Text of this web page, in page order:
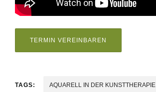
TERMIN VEREINBAREN
TAGS: AQUARELL IN DER KUNSTTHERAPIE